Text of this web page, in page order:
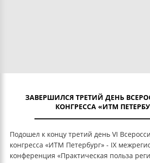
ЗАВЕРШИЛСЯ ТРЕТИЙ ДЕНЬ
КОНГРЕССА «ИТМ
Подошел к концу третий день VI
конгресса «ИТМ Петербург» - IX
конференция «Практическая польза